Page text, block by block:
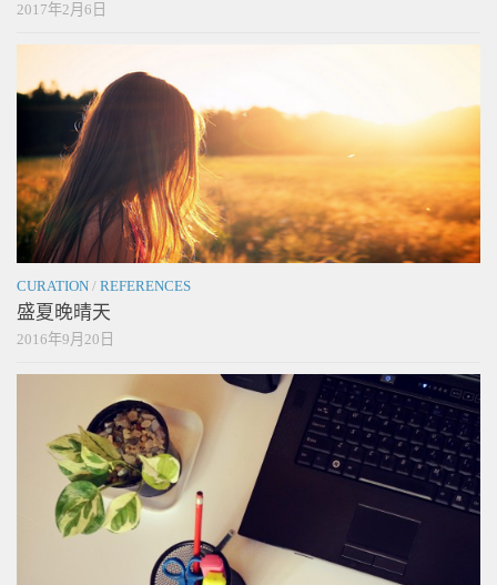
2017年2月6日
CURATION / REFERENCES
盛夏晚晴天
2016年9月20日